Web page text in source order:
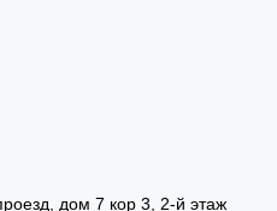
дом 7 кор 3, 2-й этаж